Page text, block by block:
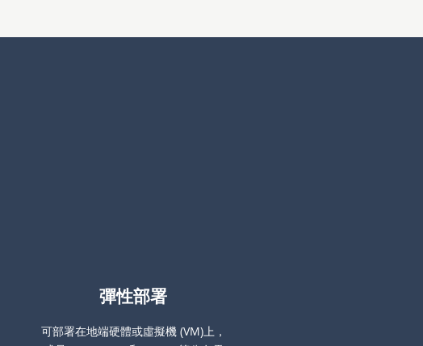
彈性部署
可部署在地端硬體或虛擬機 (VM)上，